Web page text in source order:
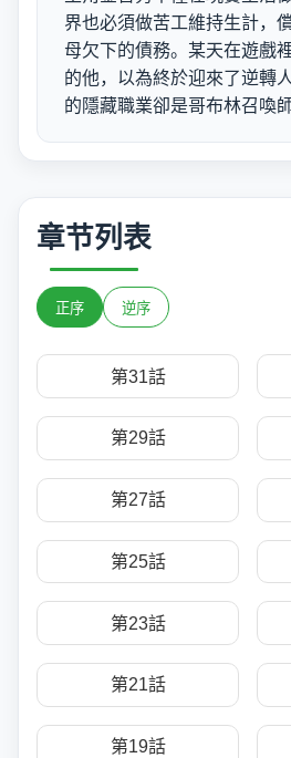
界也必須做苦工維持生計，
母欠下的債務。某天在遊戲
的他，以為終於迎來了逆轉
的隱藏職業卻是哥布林召喚
章节列表
正序 逆序
第31話
第29話
第27話
第25話
第23話
第21話
第19話